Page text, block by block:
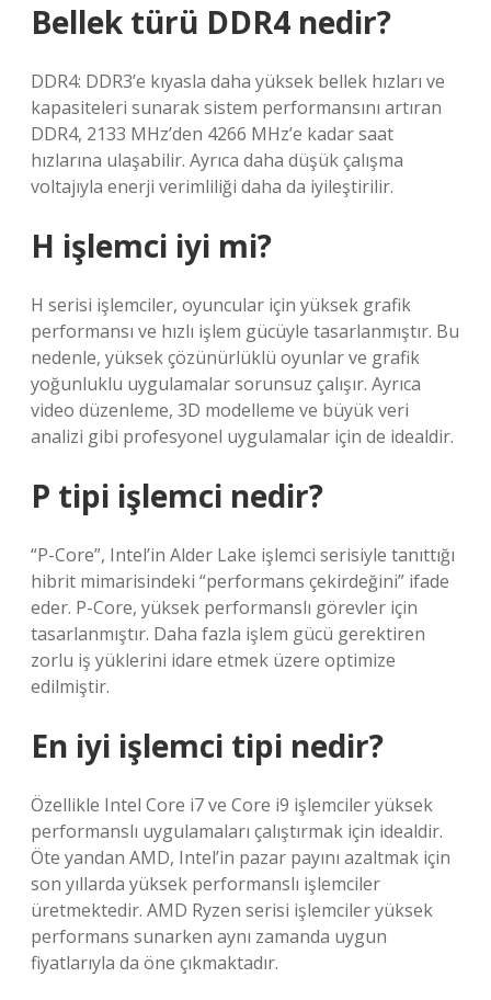
Bellek türü DDR4 nedir?
DDR4: DDR3’e kıyasla daha yüksek bellek hızları ve
kapasiteleri sunarak sistem performansını artıran
DDR4, 2133 MHz’den 4266 MHz’e kadar saat
hızlarına ulaşabilir. Ayrıca daha düşük çalışma
voltajıyla enerji verimliliği daha da iyileştirilir.
H işlemci iyi mi?
H serisi işlemciler, oyuncular için yüksek grafik
performansı ve hızlı işlem gücüyle tasarlanmıştır. Bu
nedenle, yüksek çözünürlüklü oyunlar ve grafik
yoğunluklu uygulamalar sorunsuz çalışır. Ayrıca
video düzenleme, 3D modelleme ve büyük veri
analizi gibi profesyonel uygulamalar için de idealdir.
P tipi işlemci nedir?
“P-Core”, Intel’in Alder Lake işlemci serisiyle tanıttığı
hibrit mimarisindeki “performans çekirdeğini” ifade
eder. P-Core, yüksek performanslı görevler için
tasarlanmıştır. Daha fazla işlem gücü gerektiren
zorlu iş yüklerini idare etmek üzere optimize
edilmiştir.
En iyi işlemci tipi nedir?
Özellikle Intel Core i7 ve Core i9 işlemciler yüksek
performanslı uygulamaları çalıştırmak için idealdir.
Öte yandan AMD, Intel’in pazar payını azaltmak için
son yıllarda yüksek performanslı işlemciler
üretmektedir. AMD Ryzen serisi işlemciler yüksek
performans sunarken aynı zamanda uygun
fiyatlarıyla da öne çıkmaktadır.